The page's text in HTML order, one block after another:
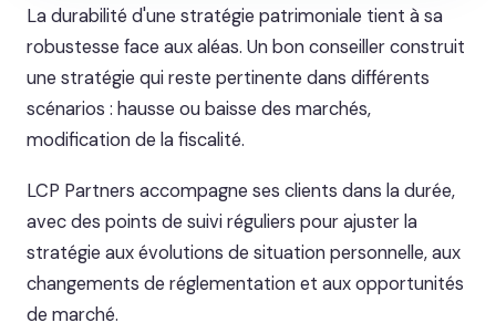
La durabilité d'une stratégie patrimoniale tient à sa
robustesse face aux aléas. Un bon conseiller construit
une stratégie qui reste pertinente dans différents
scénarios : hausse ou baisse des marchés,
modification de la fiscalité.
LCP Partners accompagne ses clients dans la durée,
avec des points de suivi réguliers pour ajuster la
stratégie aux évolutions de situation personnelle, aux
changements de réglementation et aux opportunités
de marché.